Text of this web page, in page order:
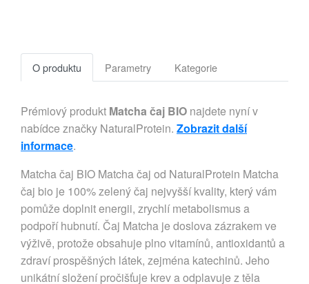
O produktu Parametry Kategorie
Prémiový produkt Matcha čaj BIO najdete nyní v
nabídce značky NaturalProtein. Zobrazit další
informace.
Matcha čaj BIO Matcha čaj od NaturalProtein Matcha
čaj bio je 100% zelený čaj nejvyšší kvality, který vám
pomůže doplnit energii, zrychlí metabolismus a
podpoří hubnutí. Čaj Matcha je doslova zázrakem ve
výživě, protože obsahuje plno vitamínů, antioxidantů a
zdraví prospěšných látek, zejména katechinů. Jeho
unikátní složení pročišťuje krev a odplavuje z těla